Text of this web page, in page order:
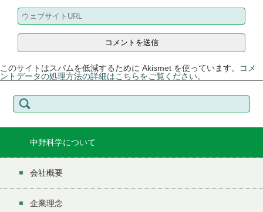
このサイトはスパムを低減するために Akismet を使っています。
コメ
ントデータの処理方法の詳細はこちらをご覧ください。
検
索:
中野科学について
会社概要
企業理念